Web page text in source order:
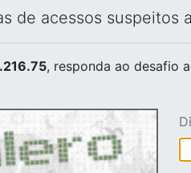
de acessos suspeitos
, responda ao desafio